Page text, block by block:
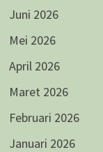
Juni 2026
Mei 2026
April 2026
Maret 2026
Februari 2026
Januari 2026